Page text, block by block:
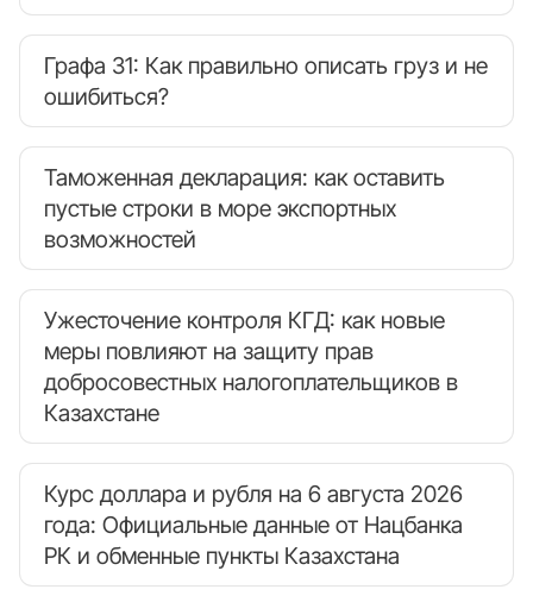
Графа 31: Как правильно описать груз и не
ошибиться?
Таможенная декларация: как оставить
пустые строки в море экспортных
возможностей
Ужесточение контроля КГД: как новые
меры повлияют на защиту прав
добросовестных налогоплательщиков в
Казахстане
Курс доллара и рубля на 6 августа 2026
года: Официальные данные от Нацбанка
РК и обменные пункты Казахстана